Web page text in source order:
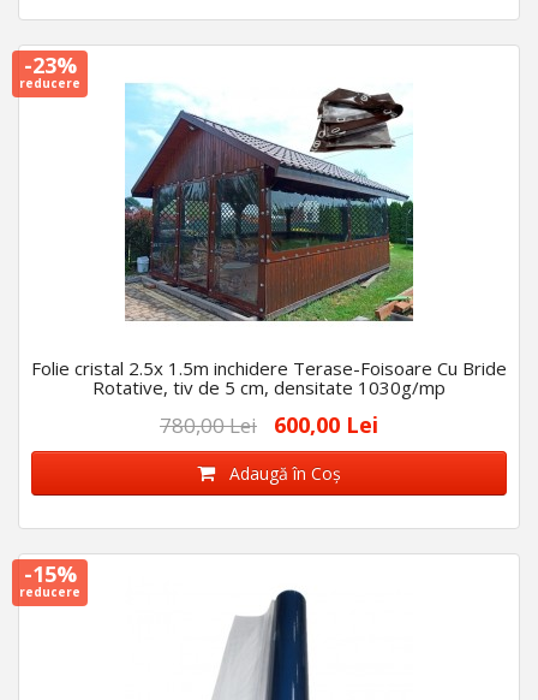
-23%
reducere
Folie cristal 2.5x 1.5m inchidere Terase-Foisoare Cu Bride
Rotative, tiv de 5 cm, densitate 1030g/mp
780,00 Lei 600,00 Lei
Adaugă în Coş
-15%
reducere